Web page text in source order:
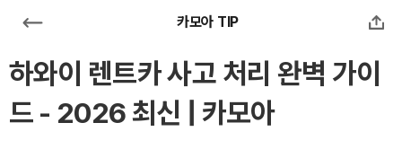
카모아 TIP
하와이 렌트카 사고 처리 완벽 가이
드 - 2026 최신 | 카모아